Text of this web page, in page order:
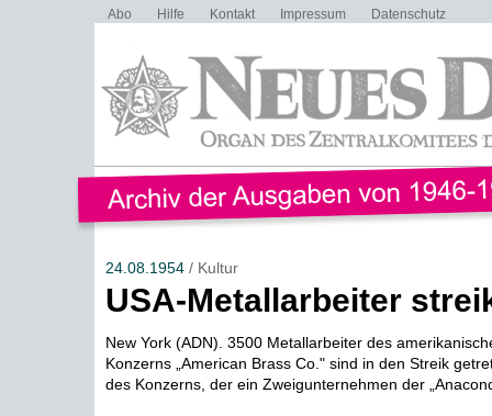
Abo Hilfe Kontakt Impressum Datenschutz
24.08.1954/ Kultur
USA-Metallarbeiter
New York (ADN). 3500 Metallarbeiter des
Konzerns „American Brass Co." sind in den Streik
des Konzerns, der ein Zweigunternehmen der